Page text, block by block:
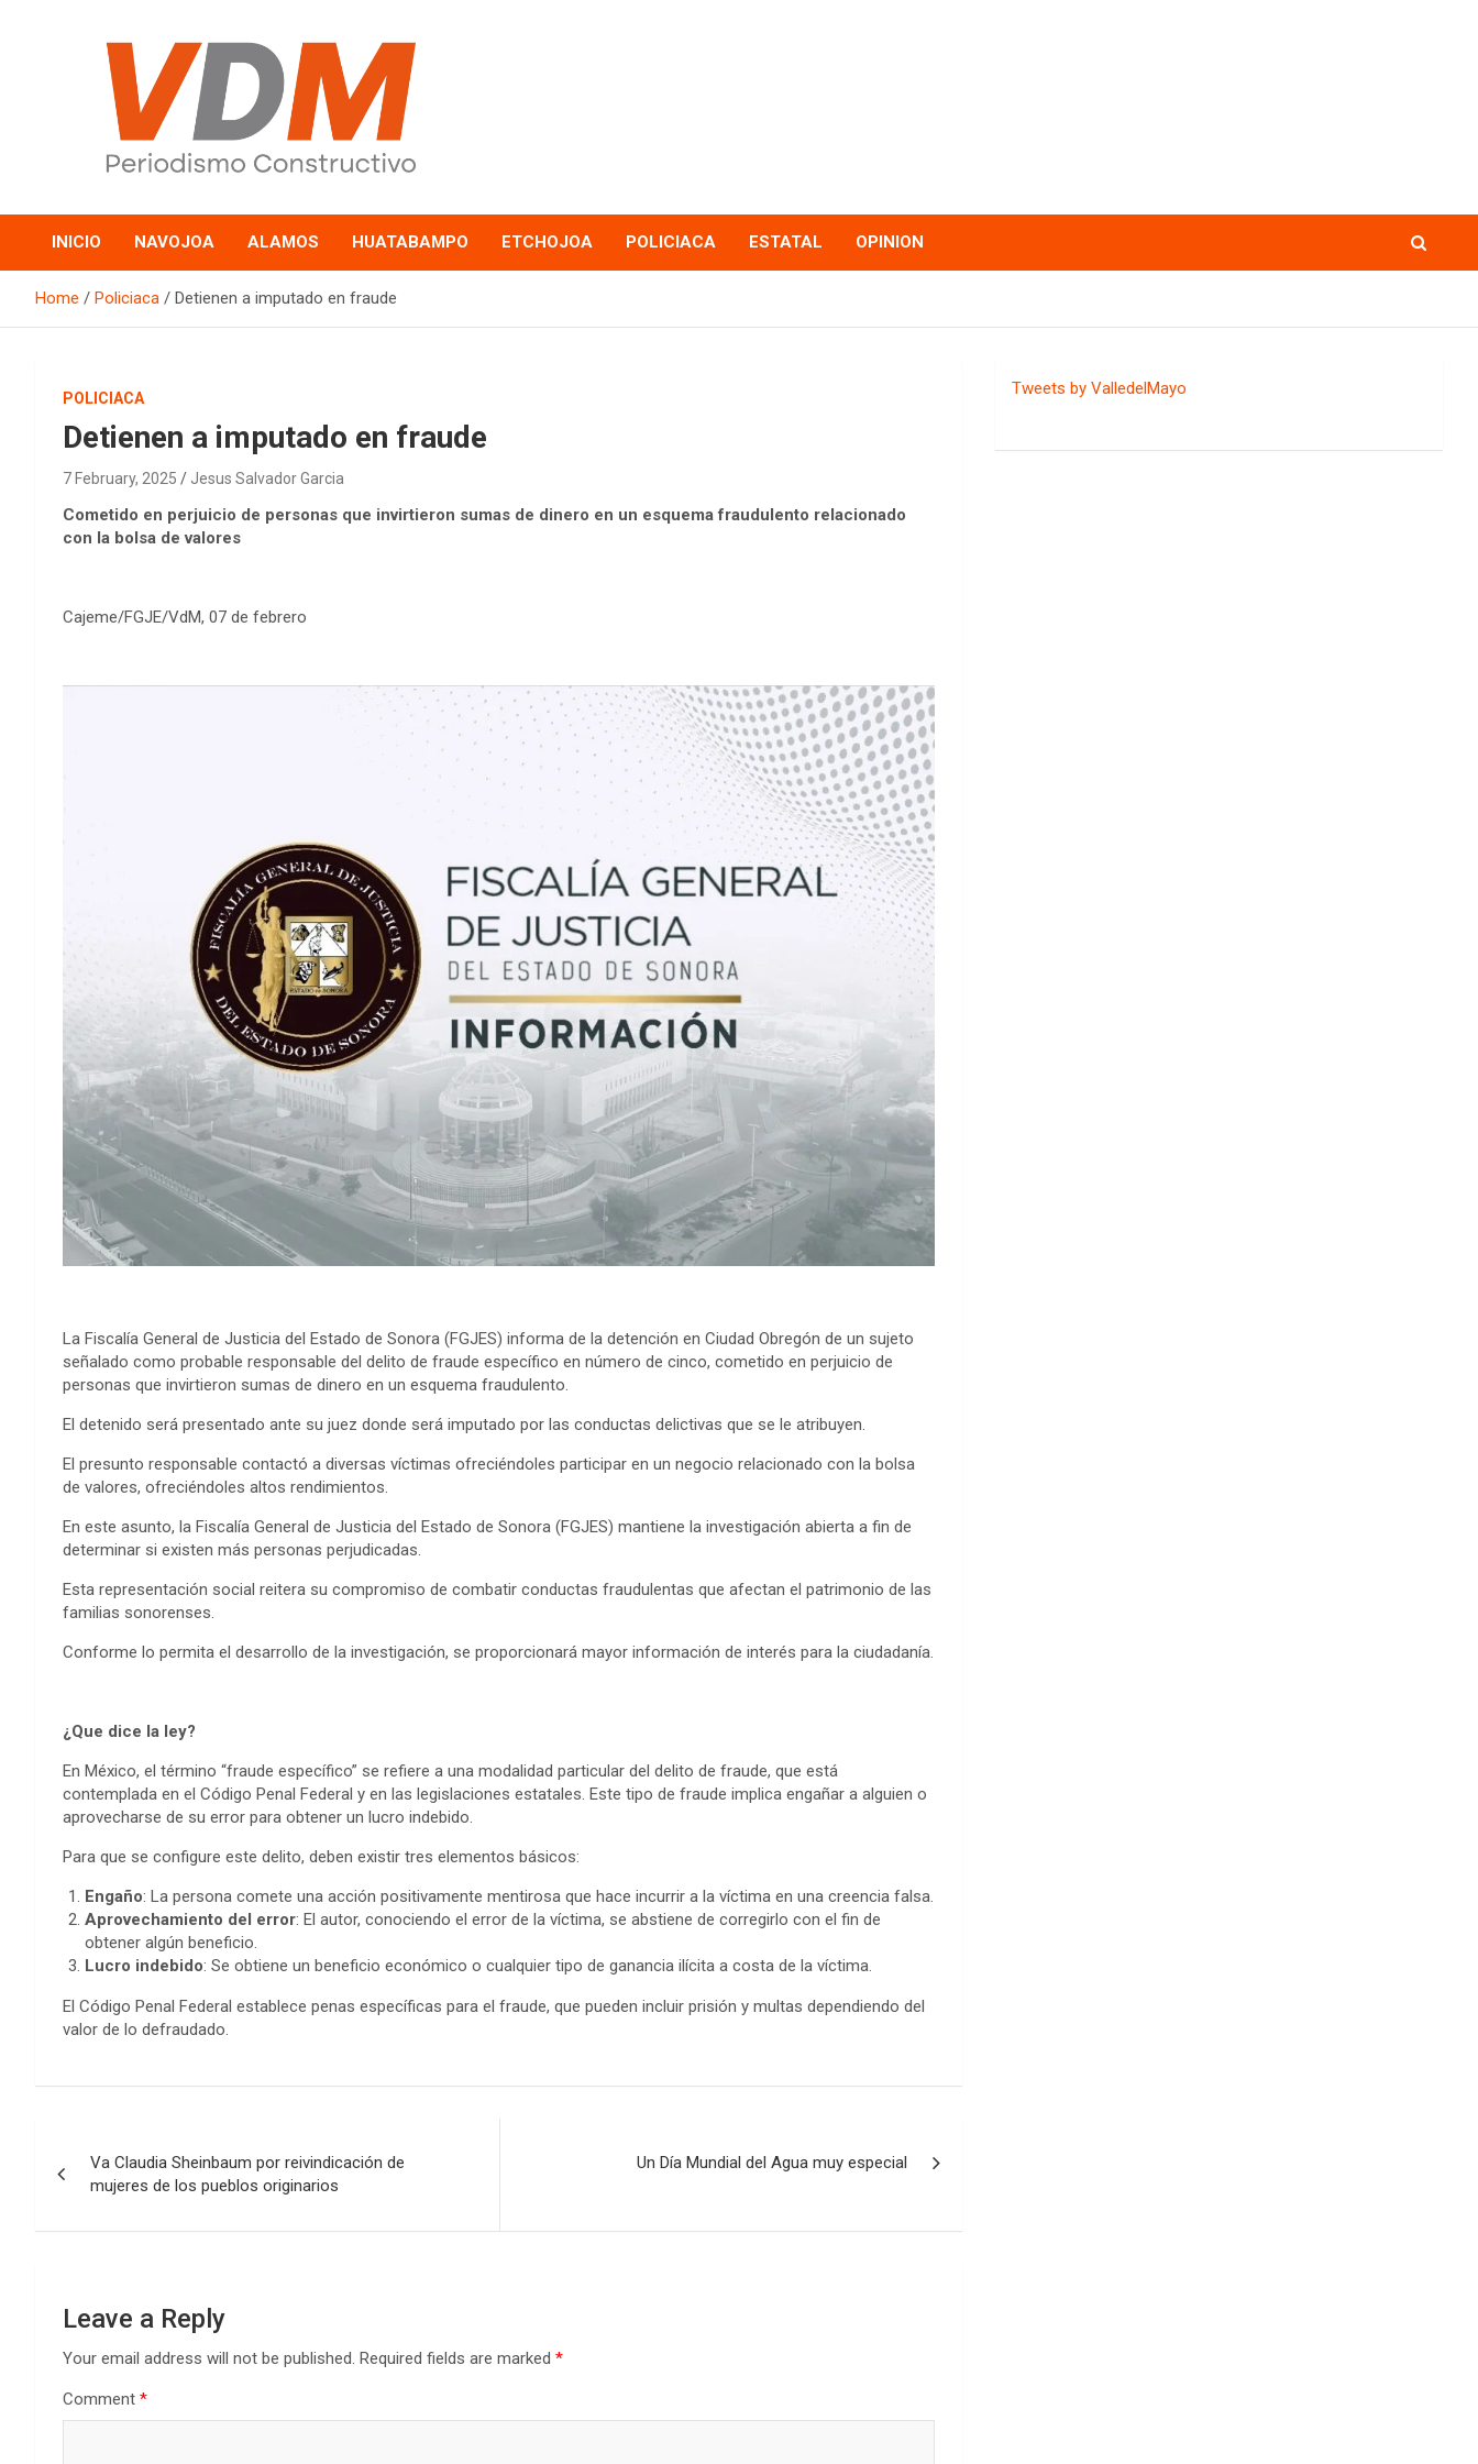
valledelmayo.com
INICIO NAVOJOA ALAMOS HUATABAMPO ETCHOJOA POLICIACA ESTATAL OPINION
Home Policiaca Detienen a imputado en fraude
POLICIACA
Detienen a imputado en fraude
7 February, 2025 Jesus Salvador Garcia
Cometido en perjuicio de personas que invirtieron sumas de dinero en un esquema fraudulento relacionado
con la bolsa de valores
Cajeme/FGJE/VdM, 07 de febrero
La Fiscalía General de Justicia del Estado de Sonora (FGJES) informa de la detención en Ciudad Obregón de un sujeto
señalado como probable responsable del delito de fraude específico en número de cinco, cometido en perjuicio de
personas que invirtieron sumas de dinero en un esquema fraudulento.
El detenido será presentado ante su juez donde será imputado por las conductas delictivas que se le atribuyen.
El presunto responsable contactó a diversas víctimas ofreciéndoles participar en un negocio relacionado con la bolsa
de valores, ofreciéndoles altos rendimientos.
En este asunto, la Fiscalía General de Justicia del Estado de Sonora (FGJES) mantiene la investigación abierta a fin de
determinar si existen más personas perjudicadas.
Esta representación social reitera su compromiso de combatir conductas fraudulentas que afectan el patrimonio de las
familias sonorenses.
Conforme lo permita el desarrollo de la investigación, se proporcionará mayor información de interés para la ciudadanía.
¿Que dice la ley?
En México, el término “fraude específico” se refiere a una modalidad particular del delito de fraude, que está
contemplada en el Código Penal Federal y en las legislaciones estatales. Este tipo de fraude implica engañar a alguien o
aprovecharse de su error para obtener un lucro indebido.
Para que se configure este delito, deben existir tres elementos básicos:
Engaño: La persona comete una acción positivamente mentirosa que hace incurrir a la víctima en una creencia falsa.
Aprovechamiento del error: El autor, conociendo el error de la víctima, se abstiene de corregirlo con el fin de
obtener algún beneficio.
Lucro indebido: Se obtiene un beneficio económico o cualquier tipo de ganancia ilícita a costa de la víctima.
El Código Penal Federal establece penas específicas para el fraude, que pueden incluir prisión y multas dependiendo del
valor de lo defraudado.
navigation
Va Claudia Sheinbaum por reivindicación de
mujeres de los pueblos originarios
Un Día Mundial del Agua muy especial
Leave a Reply
Your email address will not be published. Required fields are marked *
Comment *
Tweets by ValledelMayo